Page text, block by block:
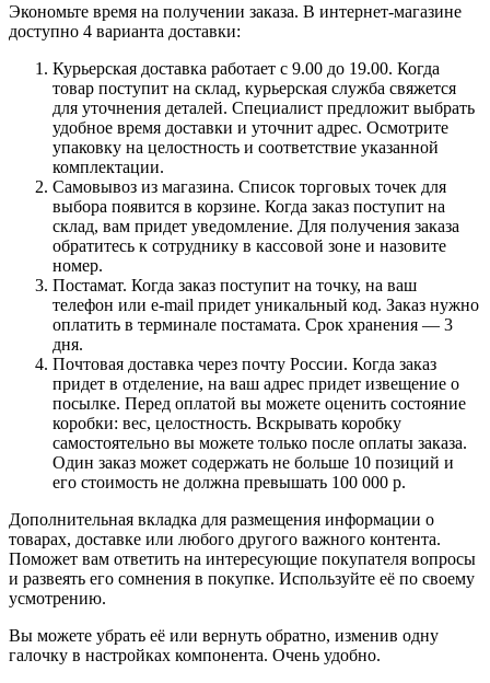
Экономьте время на получении заказа. В интернет-магазине
доступно 4 варианта доставки:
Курьерская доставка работает с 9.00 до 19.00. Когда
товар поступит на склад, курьерская служба свяжется
для уточнения деталей. Специалист предложит выбрать
удобное время доставки и уточнит адрес. Осмотрите
упаковку на целостность и соответствие указанной
комплектации.
Самовывоз из магазина. Список торговых точек для
выбора появится в корзине. Когда заказ поступит на
склад, вам придет уведомление. Для получения заказа
обратитесь к сотруднику в кассовой зоне и назовите
номер.
Постамат. Когда заказ поступит на точку, на ваш
телефон или e-mail придет уникальный код. Заказ нужно
оплатить в терминале постамата. Срок хранения — 3
дня.
Почтовая доставка через почту России. Когда заказ
придет в отделение, на ваш адрес придет извещение о
посылке. Перед оплатой вы можете оценить состояние
коробки: вес, целостность. Вскрывать коробку
самостоятельно вы можете только после оплаты заказа.
Один заказ может содержать не больше 10 позиций и
его стоимость не должна превышать 100 000 р.
Дополнительная вкладка для размещения информации о
товарах, доставке или любого другого важного контента.
Поможет вам ответить на интересующие покупателя вопросы
и развеять его сомнения в покупке. Используйте её по своему
усмотрению.
Вы можете убрать её или вернуть обратно, изменив одну
галочку в настройках компонента. Очень удобно.